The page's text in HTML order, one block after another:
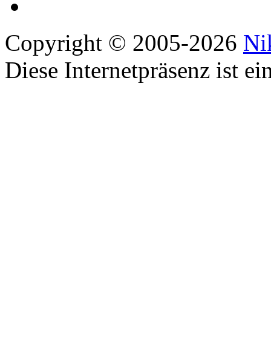
Copyright © 2005-2026
Diese Internetpräsenz ist